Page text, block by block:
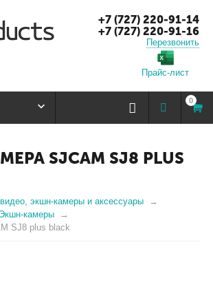
+7 (727) 220-91-14
+7 (727) 220-91-16
Перезвонить
Прайс-лист
0
SJCAM SJ8 PLUS
экшн-камеры и аксессуары
Экшн-камеры
SJ8 plus black